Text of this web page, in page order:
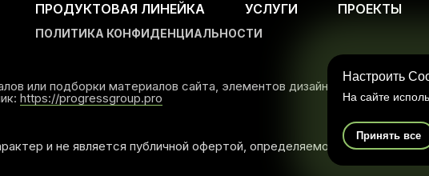
ПРОДУКТОВАЯ ЛИНЕЙКА УСЛУГИ ПРОЕКТЫ
ПОЛИТИКА КОНФИДЕНЦИАЛЬНОСТИ
Настроить
На сайте
Принять все
или подборки материалов сайта, элементов дизайна и оформления
https://progressgroup.pro
и не является публичной офертой, определяемой положениями